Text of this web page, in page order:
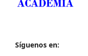
Síguenos en: